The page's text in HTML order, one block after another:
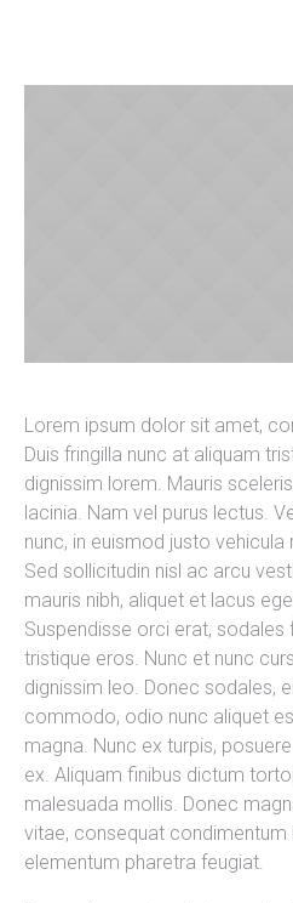
Lorem ipsum dolor sit amet,
Duis fringilla nunc at aliquam
dignissim lorem. Mauris
lacinia. Nam vel purus lectus.
nunc, in euismod justo vehicula
Sed sollicitudin nisl ac arcu
mauris nibh, aliquet et lacus
Suspendisse orci erat, sodales
tristique eros. Nunc et nunc
dignissim leo. Donec sodales,
commodo, odio nunc aliquet
magna. Nunc ex turpis,
ex. Aliquam finibus dictum
malesuada mollis. Donec
vitae, consequat condimentum
elementum pharetra feugiat.